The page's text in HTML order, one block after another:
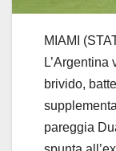
MIAMI
brivido,
pareggia